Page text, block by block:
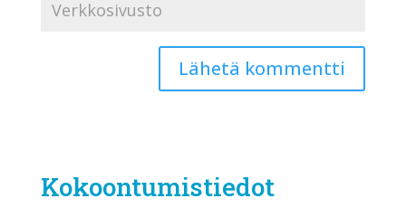
Kokoontumistiedot